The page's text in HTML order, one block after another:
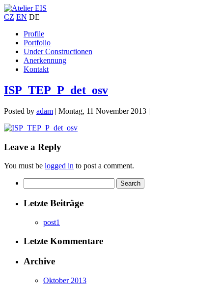
CZ EN DE
Profile
Portfolio
Under Constructionen
Anerkennung
Kontakt
ISP_TEP_P_det_osv
Posted by adam | Montag, 11 November 2013 |
Leave a Reply
You must be logged in to post a comment.
Letzte Beiträge
post1
Letzte Kommentare
Archive
Oktober 2013